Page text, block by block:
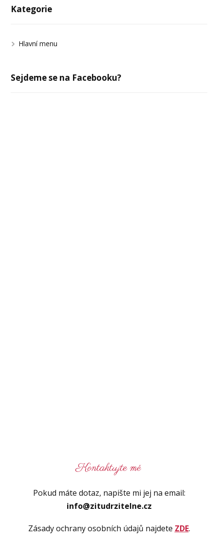
Kategorie
Hlavní menu
Sejdeme se na Facebooku?
Kontaktujte mě
Pokud máte dotaz, napište mi jej na email:
info@zitudrzitelne.cz
Zásady ochrany osobních údajů najdete ZDE.